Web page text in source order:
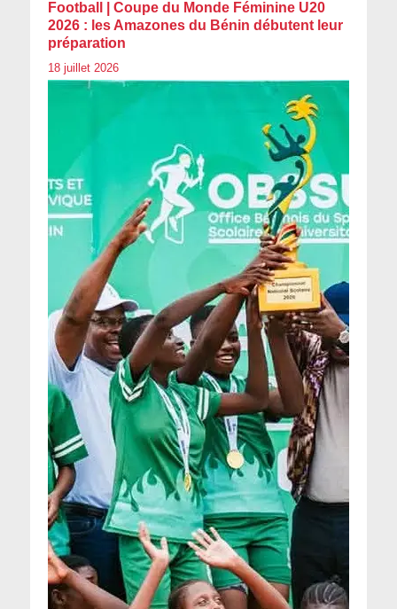
Football | Coupe du Monde Féminine U20
2026 : les Amazones du Bénin débutent leur
préparation
18 juillet 2026